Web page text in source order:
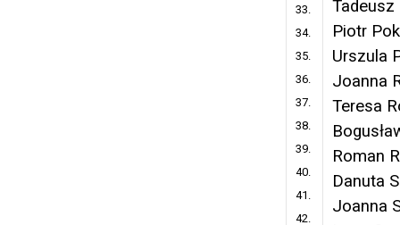
33.
34.
35.
36.
37.
38.
39.
40.
41.
42.
Piotr
Urszula
Joanna
Teresa
Roman
Danuta
Joanna